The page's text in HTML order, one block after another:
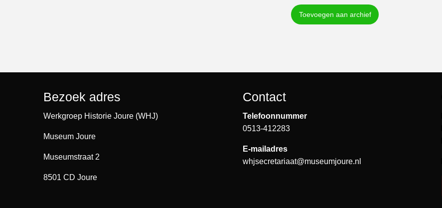
Toevoegen aan archief
Bezoek adres
Werkgroep Historie Joure (WHJ)
Museum Joure
Museumstraat 2
8501 CD Joure
Contact
Telefoonnummer
0513-412283
E-mailadres
whjsecretariaat@museumjoure.nl